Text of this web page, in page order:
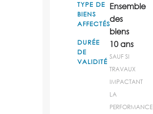
TYPE DE
BIENS
AFFECTÉS
Ensemble
des
biens
DURÉE
DE
VALIDITÉ
10 ans
SAUF SI
TRAVAUX
IMPACTANT
LA
PERFORMANCE